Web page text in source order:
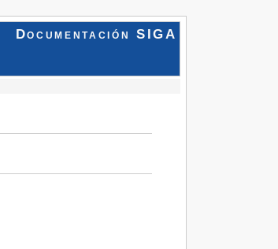
Documentación SIGA